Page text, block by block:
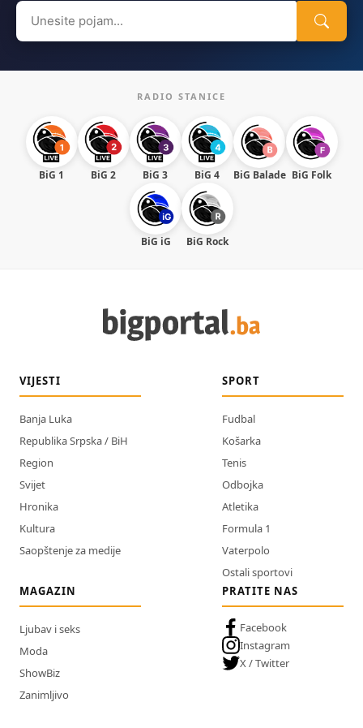
Search
for:
RADIO STANICE
BiG 1 BiG 2 BiG 3 BiG 4 BiG Balade BiG Folk
BiG iG BiG Rock
VIJESTI
Banja Luka
Republika Srpska / BiH
Region
Svijet
Hronika
Kultura
Saopštenje za medije
SPORT
Fudbal
Košarka
Tenis
Odbojka
Atletika
Formula 1
Vaterpolo
Ostali sportovi
MAGAZIN
Ljubav i seks
Moda
ShowBiz
Zanimljivo
PRATITE NAS
Facebook
Instagram
X / Twitter